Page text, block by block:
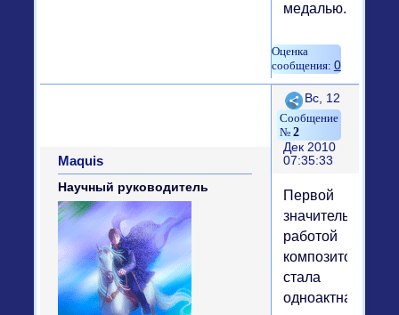
медалью.
0
Поделиться
2
Вс, 12
Дек 2010
07:35:33
Maquis
Научный руководитель
Первой
значительной
работой
композитора
стала
одноактная